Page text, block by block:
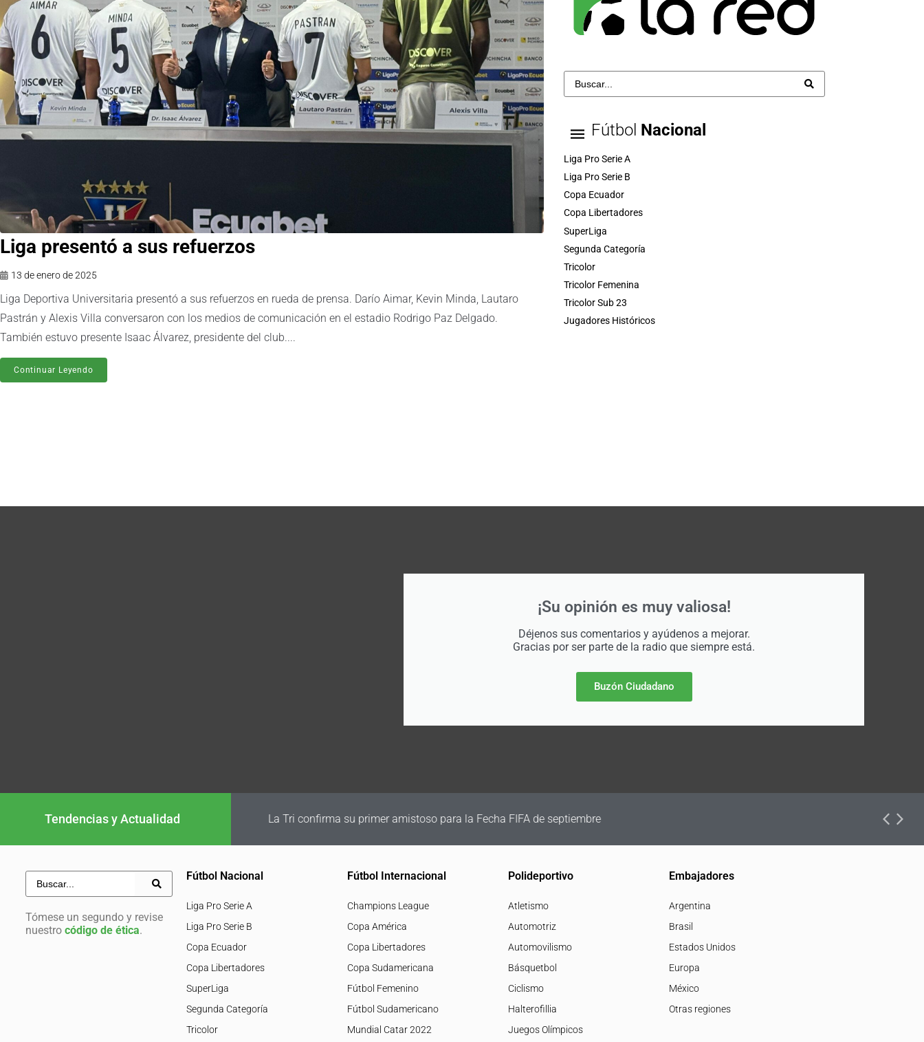
Liga presentó a sus refuerzos
13 de enero de 2025
Liga Deportiva Universitaria presentó a sus refuerzos en rueda de prensa. Darío Aimar, Kevin Minda, Lautaro
Pastrán y Alexis Villa conversaron con los medios de comunicación en el estadio Rodrigo Paz Delgado.
También estuvo presente Isaac Álvarez, presidente del club....
Continuar Leyendo
Fútbol Nacional
Liga Pro Serie A
Liga Pro Serie B
Copa Ecuador
Copa Libertadores
SuperLiga
Segunda Categoría
Tricolor
Tricolor Femenina
Tricolor Sub 23
Jugadores Históricos
¡Su opinión es muy valiosa!
Déjenos sus comentarios y ayúdenos a mejorar.
Gracias por ser parte de la radio que siempre está.
Buzón Ciudadano
Tendencias y Actualidad La Tri confirma su primer amistoso para la Fecha FIFA de septiembre
Tómese un segundo y revise
nuestro código de ética.
Fútbol Nacional
Liga Pro Serie A
Liga Pro Serie B
Copa Ecuador
Copa Libertadores
SuperLiga
Segunda Categoría
Tricolor
Fútbol Internacional
Champions League
Copa América
Copa Libertadores
Copa Sudamericana
Fútbol Femenino
Fútbol Sudamericano
Mundial Catar 2022
Polideportivo
Atletismo
Automotriz
Automovilismo
Básquetbol
Ciclismo
Halterofillia
Juegos Olímpicos
Embajadores
Argentina
Brasil
Estados Unidos
Europa
México
Otras regiones